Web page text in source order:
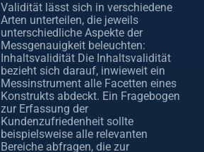
Validität lässt sich in verschiedene
Arten unterteilen, die jeweils
unterschiedliche Aspekte der
Messgenauigkeit beleuchten:
Inhaltsvalidität Die Inhaltsvalidität
bezieht sich darauf, inwieweit ein
Messinstrument alle Facetten eines
Konstrukts abdeckt. Ein Fragebogen
zur Erfassung der
Kundenzufriedenheit sollte
beispielsweise alle relevanten
Bereiche abfragen, die zur